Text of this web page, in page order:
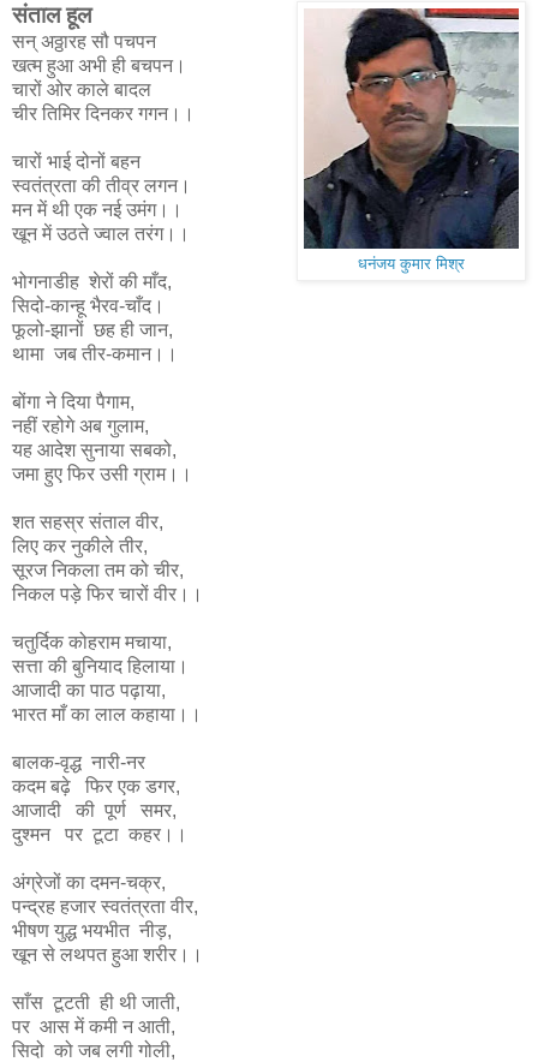
धनंजय कुमार मिश्र
संताल हूल
सन् अठ्ठारह सौ पचपन
खत्म हुआ अभी ही बचपन।
चारों ओर काले बादल
चीर तिमिर दिनकर गगन।।
चारों भाई दोनों बहन
स्वतंत्रता की तीव्र लगन।
मन में थी एक नई उमंग।।
खून में उठते ज्वाल तरंग।।
भोगनाडीह शेरों की माँद,
सिदो-कान्हू भैरव-चाँद।
फूलो-झानों छह ही जान,
थामा जब तीर-कमान।।
बोंगा ने दिया पैगाम,
नहीं रहोगे अब गुलाम,
यह आदेश सुनाया सबको,
जमा हुए फिर उसी ग्राम।।
शत सहस्र संताल वीर,
लिए कर नुकीले तीर,
सूरज निकला तम को चीर,
निकल पड़े फिर चारों वीर।।
चतुर्दिक कोहराम मचाया,
सत्ता की बुनियाद हिलाया।
आजादी का पाठ पढ़ाया,
भारत माँ का लाल कहाया।।
बालक-वृद्ध नारी-नर
कदम बढ़े फिर एक डगर,
आजादी की पूर्ण समर,
दुश्मन पर टूटा कहर।।
अंग्रेजों का दमन-चक्र,
पन्द्रह हजार स्वतंत्रता वीर,
भीषण युद्ध भयभीत नीड़,
खून से लथपत हुआ शरीर।।
साँस टूटती ही थी जाती,
पर आस में कमी न आती,
सिदो को जब लगी गोली,